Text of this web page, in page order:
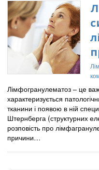
Лімфогранулематоз – це
характеризується
тканини і появою в ній
Штернберга (структурних
розповість про
причини…